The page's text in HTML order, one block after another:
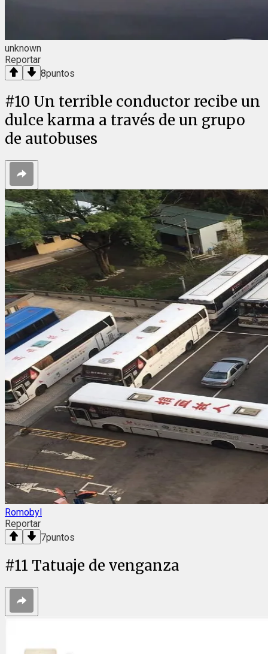
unknown
Reportar
8puntos
#10 Un terrible conductor recibe un
dulce karma a través de un grupo
de autobuses
Romobyl
Reportar
7puntos
#11 Tatuaje de venganza